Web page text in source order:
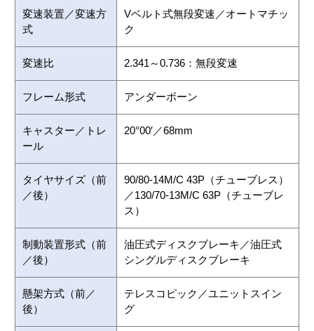
変速装置／変速方
式
Vベルト式無段変速／オートマチッ
ク
変速比 2.341～0.736：無段変速
フレーム形式 アンダーボーン
キャスター／トレ
ール
20°00′／68mm
タイヤサイズ（前
／後）
90/80-14M/C 43P（チューブレス）
／130/70-13M/C 63P（チューブレ
ス）
制動装置形式（前
／後）
油圧式ディスクブレーキ／油圧式
シングルディスクブレーキ
懸架方式（前／
後）
テレスコピック／ユニットスイン
グ